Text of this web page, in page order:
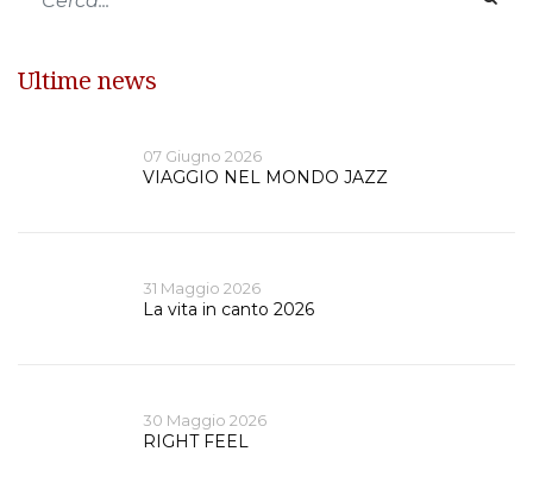
Ultime news
07 Giugno 2026
VIAGGIO NEL MONDO JAZZ
31 Maggio 2026
La vita in canto 2026
30 Maggio 2026
RIGHT FEEL